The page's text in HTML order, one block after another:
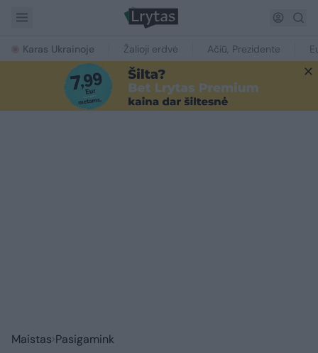
Karas Ukrainoje Žalioji erdvė Ačiū, Prezidente
Maistas Pasigamink